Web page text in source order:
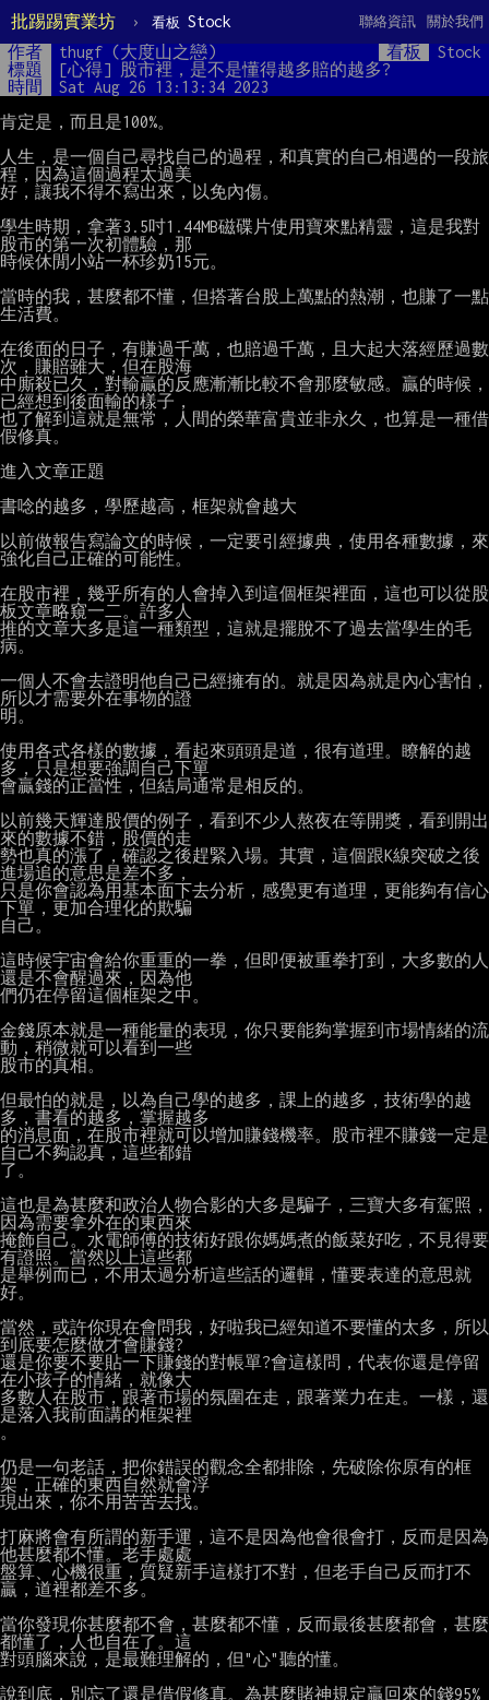
批踢踢實業坊 › 看板 Stock 關於我們
聯絡資訊
作者 thugf (大度山之戀) 看板
Stock
標題
[心得] 股市裡，是不是懂得越多賠的越多?
時間
Sat Aug 26 13:13:34 2023
肯定是，而且是100%。
人生，是一個自己尋找自己的過程，和真實的自己相遇的一段旅
程，因為這個過程太過美
好，讓我不得不寫出來，以免內傷。
學生時期，拿著3.5吋1.44MB磁碟片使用寶來點精靈，這是我對
股市的第一次初體驗，那
時候休閒小站一杯珍奶15元。
當時的我，甚麼都不懂，但搭著台股上萬點的熱潮，也賺了一點
生活費。
在後面的日子，有賺過千萬，也賠過千萬，且大起大落經歷過數
次，賺賠雖大，但在股海
中廝殺已久，對輸贏的反應漸漸比較不會那麼敏感。贏的時候，
已經想到後面輸的樣子，
也了解到這就是無常，人間的榮華富貴並非永久，也算是一種借
假修真。
進入文章正題
書唸的越多，學歷越高，框架就會越大
以前做報告寫論文的時候，一定要引經據典，使用各種數據，來
強化自己正確的可能性。
在股市裡，幾乎所有的人會掉入到這個框架裡面，這也可以從股
板文章略窺一二。許多人
推的文章大多是這一種類型，這就是擺脫不了過去當學生的毛
病。
一個人不會去證明他自己已經擁有的。就是因為就是內心害怕，
所以才需要外在事物的證
明。
使用各式各樣的數據，看起來頭頭是道，很有道理。瞭解的越
多，只是想要強調自己下單
會贏錢的正當性，但結局通常是相反的。
以前幾天輝達股價的例子，看到不少人熬夜在等開獎，看到開出
來的數據不錯，股價的走
勢也真的漲了，確認之後趕緊入場。其實，這個跟K線突破之後
進場追的意思是差不多，
只是你會認為用基本面下去分析，感覺更有道理，更能夠有信心
下單，更加合理化的欺騙
自己。
這時候宇宙會給你重重的一拳，但即便被重拳打到，大多數的人
還是不會醒過來，因為他
們仍在停留這個框架之中。
金錢原本就是一種能量的表現，你只要能夠掌握到市場情緒的流
動，稍微就可以看到一些
股市的真相。
但最怕的就是，以為自己學的越多，課上的越多，技術學的越
多，書看的越多，掌握越多
的消息面，在股市裡就可以增加賺錢機率。股市裡不賺錢一定是
自己不夠認真，這些都錯
了。
這也是為甚麼和政治人物合影的大多是騙子，三寶大多有駕照，
因為需要拿外在的東西來
掩飾自己。水電師傅的技術好跟你媽媽煮的飯菜好吃，不見得要
有證照。當然以上這些都
是舉例而已，不用太過分析這些話的邏輯，懂要表達的意思就
好。
當然，或許你現在會問我，好啦我已經知道不要懂的太多，所以
到底要怎麼做才會賺錢?
還是你要不要貼一下賺錢的對帳單?會這樣問，代表你還是停留
在小孩子的情緒，就像大
多數人在股市，跟著市場的氛圍在走，跟著業力在走。一樣，還
是落入我前面講的框架裡
。
仍是一句老話，把你錯誤的觀念全都排除，先破除你原有的框
架，正確的東西自然就會浮
現出來，你不用苦苦去找。
打麻將會有所謂的新手運，這不是因為他會很會打，反而是因為
他甚麼都不懂。老手處處
盤算、心機很重，質疑新手這樣打不對，但老手自己反而打不
贏，道裡都差不多。
當你發現你甚麼都不會，甚麼都不懂，反而最後甚麼都會，甚麼
都懂了，人也自在了。這
對頭腦來說，是最難理解的，但"心"聽的懂。
說到底，別忘了還是借假修真。為甚麼賭神規定贏回來的錢95%